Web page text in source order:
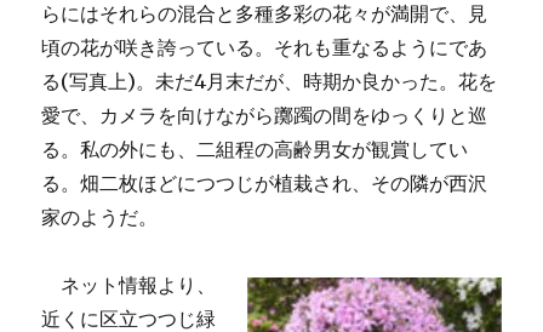
らにはそれらの混合と多種多彩の花々が満開で、見
頃の花が咲き誇っている。それも重なるようにであ
る(写真上)。未だ4月末だが、時期か良かった。花を
愛で、カメラを向けながら躑躅の間をゆっくりと巡
る。私の外にも、二組程の高齢男女が観賞してい
る。畑二枚ほどにつつじが植栽され、その隣が西沢
家のようだ。
ネット情報より、
近くに区立つつじ緑